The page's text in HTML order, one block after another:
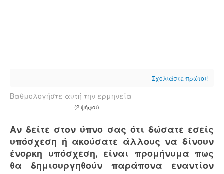
Σχολιάστε πρώτοι!
Βαθμολογήστε αυτή την ερμηνεία
(2 ψήφοι)
Αν δείτε στον ύπνο σας ότι δώσατε εσείς
υπόσχεση ή ακούσατε άλλους να δίνουν
ένορκη υπόσχεση, είναι προμήνυμα πως
θα δημιουργηθούν παράπονα εναντίον